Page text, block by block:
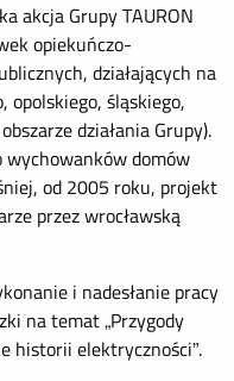
akcja Grupy TAURON
opiekuńczo-
działających na
śląskiego,
działania Grupy).
wychowanków domów
od 2005 roku, projekt
przez wrocławską
i nadesłanie pracy
na temat „Przygody
historii elektryczności”.